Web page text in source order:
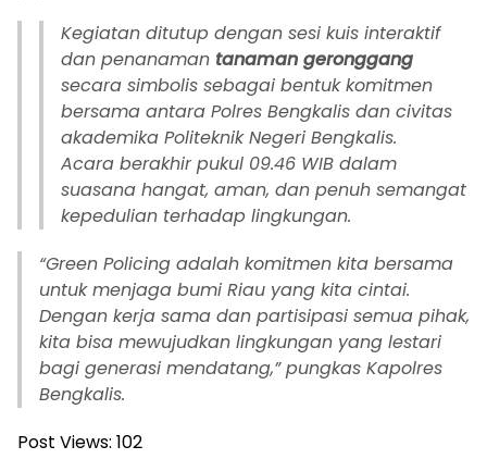
Kegiatan ditutup dengan sesi kuis interaktif
dan penanaman tanaman geronggang
secara simbolis sebagai bentuk komitmen
bersama antara Polres Bengkalis dan civitas
akademika Politeknik Negeri Bengkalis.
Acara berakhir pukul 09.46 WIB dalam
suasana hangat, aman, dan penuh semangat
kepedulian terhadap lingkungan.
“Green Policing adalah komitmen kita bersama
untuk menjaga bumi Riau yang kita cintai.
Dengan kerja sama dan partisipasi semua pihak,
kita bisa mewujudkan lingkungan yang lestari
bagi generasi mendatang,” pungkas Kapolres
Bengkalis.
Post Views: 102